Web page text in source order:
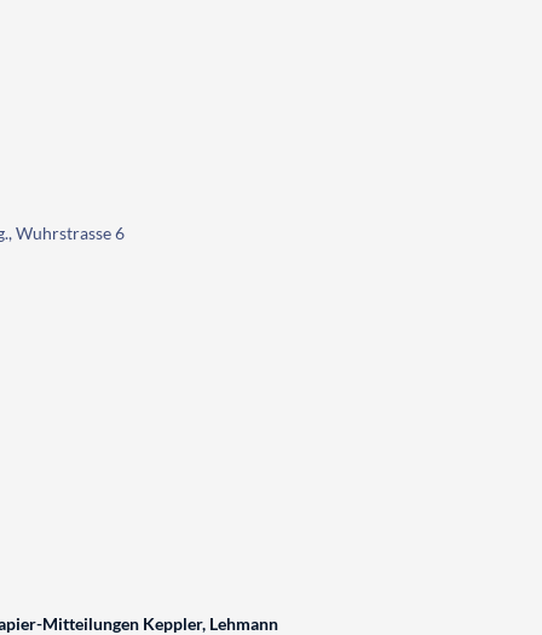
Wuhrstrasse 6
Mitteilungen Keppler, Lehmann